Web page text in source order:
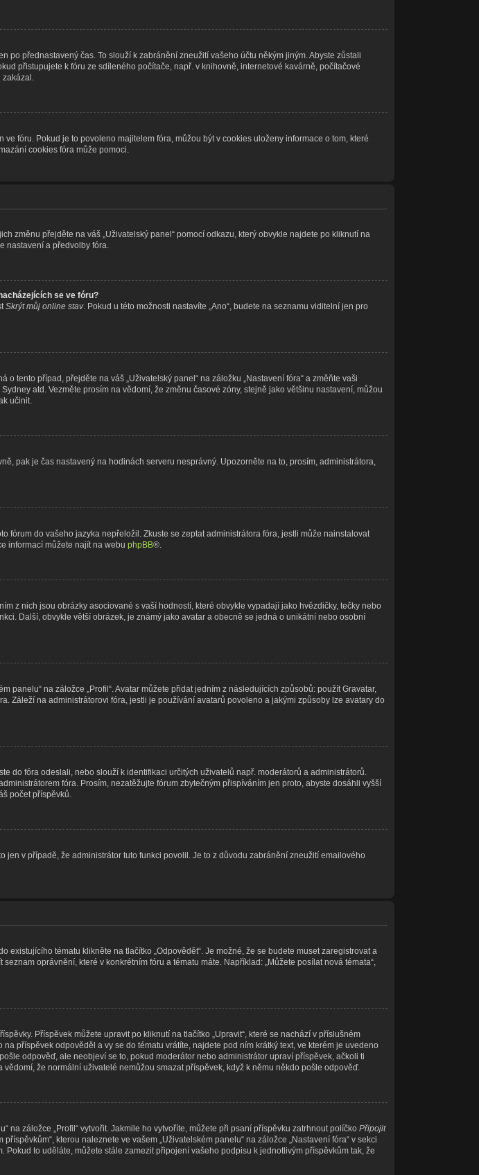
po přednastavený čas. To slouží k zabránění zneužití vašeho účtu někým jiným. Abyste zůstali
přistupujete k fóru ze sdíleného počítače, např. v knihovně, internetové kavárně, počítačové
zakázal.
fóru. Pokud je to povoleno majitelem fóra, můžou být v cookies uloženy informace o tom, které
cookies fóra může pomoci.
změnu přejděte na váš „Uživatelský panel“ pomocí odkazu, který obvykle najdete po kliknutí na
nastavení a předvolby fóra.
se ve fóru?
Skrýt můj online stav. Pokud u této možnosti nastavíte „Ano“, budete na seznamu viditelní jen pro
tento případ, přejděte na váš „Uživatelský panel“ na záložku „Nastavení fóra“ a změňte vaši
atd. Vezměte prosím na vědomí, že změnu časové zóny, stejně jako většinu nastavení, můžou
učinit.
pak je čas nastavený na hodinách serveru nesprávný. Upozorněte na to, prosím, administrátora,
fórum do vašeho jazyka nepřeložil. Zkuste se zeptat administrátora fóra, jestli může nainstalovat
informací můžete najít na webu phpBB®.
z nich jsou obrázky asociované s vaší hodností, které obvykle vypadají jako hvězdičky, tečky nebo
Další, obvykle větší obrázek, je známý jako avatar a obecně se jedná o unikátní nebo osobní
panelu“ na záložce „Profil“. Avatar můžete přidat jedním z následujících způsobů: použít Gravatar,
Záleží na administrátorovi fóra, jestli je používání avatarů povoleno a jakými způsoby lze avatary do
do fóra odeslali, nebo slouží k identifikaci určitých uživatelů např. moderátorů a administrátorů.
fóra. Prosím, nezatěžujte fórum zbytečným přispíváním jen proto, abyste dosáhli vyšší
počet příspěvků.
v případě, že administrátor tuto funkci povolil. Je to z důvodu zabránění zneužití emailového
existujícího tématu klikněte na tlačítko „Odpovědět“. Je možné, že se budete muset zaregistrovat a
oprávnění, které v konkrétním fóru a tématu máte. Například: „Můžete posílat nová témata“,
Příspěvek můžete upravit po kliknutí na tlačítko „Upravit“, které se nachází v příslušném
příspěvek odpověděl a vy se do tématu vrátíte, najdete pod ním krátký text, ve kterém je uvedeno
odpověď, ale neobjeví se to, pokud moderátor nebo administrátor upraví příspěvek, ačkoli ti
že normální uživatelé nemůžou smazat příspěvek, když k němu někdo pošle odpověď.
záložce „Profil“ vytvořit. Jakmile ho vytvoříte, můžete při psaní příspěvku zatrhnout políčko Připojit
kterou naleznete ve vašem „Uživatelském panelu“ na záložce „Nastavení fóra“ v sekci
to uděláte, můžete stále zamezit připojení vašeho podpisu k jednotlivým příspěvkům tak, že